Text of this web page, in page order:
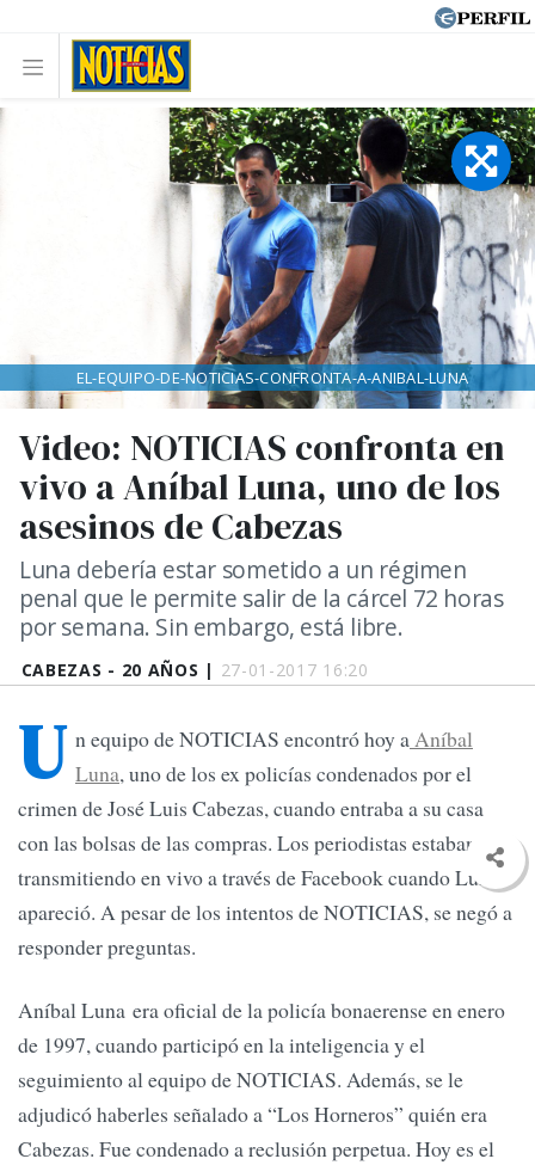
CABEZAS - 20 AÑOS | 27-01-2017 16:20
Video: NOTICIAS confronta en
vivo a Aníbal Luna, uno de los
asesinos de Cabezas
Luna debería estar sometido a un régimen
penal que le permite salir de la cárcel 72 horas
por semana. Sin embargo, está libre.
EL-EQUIPO-DE-NOTICIAS-CONFRONTA-A-ANIBAL-LUNA
U n equipo de NOTICIAS encontró hoy aAníbal
Luna, uno de los ex policías condenados por el
crimen de José Luis Cabezas, cuando entraba a su casa
con las bolsas de las compras. Los periodistas estaban
transmitiendo en vivo a través de Facebook cuando Luna
apareció. A pesar de los intentos de NOTICIAS, se negó a
responder preguntas.
Aníbal Luna era oficial de la policía bonaerense en enero
de 1997, cuando participó en la inteligencia y el
seguimiento al equipo de NOTICIAS. Además, se le
adjudicó haberles señalado a “Los Horneros” quién era
Cabezas. Fue condenado a reclusión perpetua. Hoy es el